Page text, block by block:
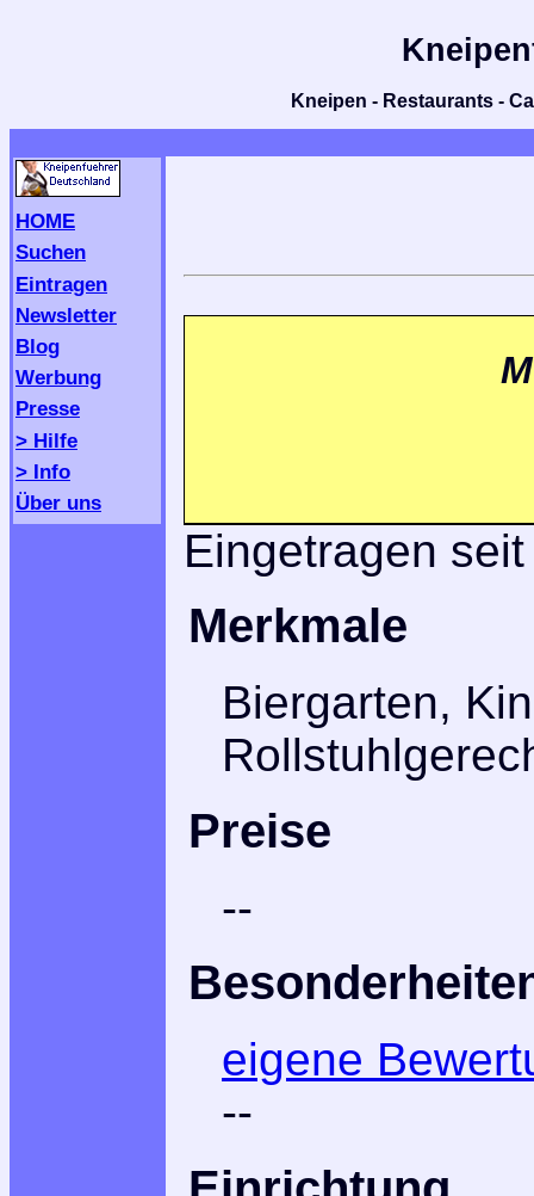
Kneipen - Restaurants -
HOME
Suchen
Eintragen
Newsletter
Blog
Werbung
Presse
> Hilfe
> Info
Über uns
Eingetragen
Merkmale
Biergarten,
Preise
--
eigene
--